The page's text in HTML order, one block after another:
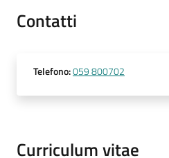
Contatti
Telefono:059 800702
Curriculum vitae